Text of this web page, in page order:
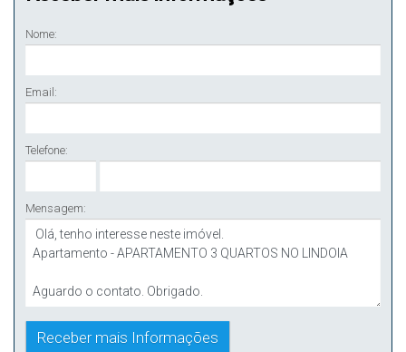
Nome:
Email:
Telefone:
Mensagem: